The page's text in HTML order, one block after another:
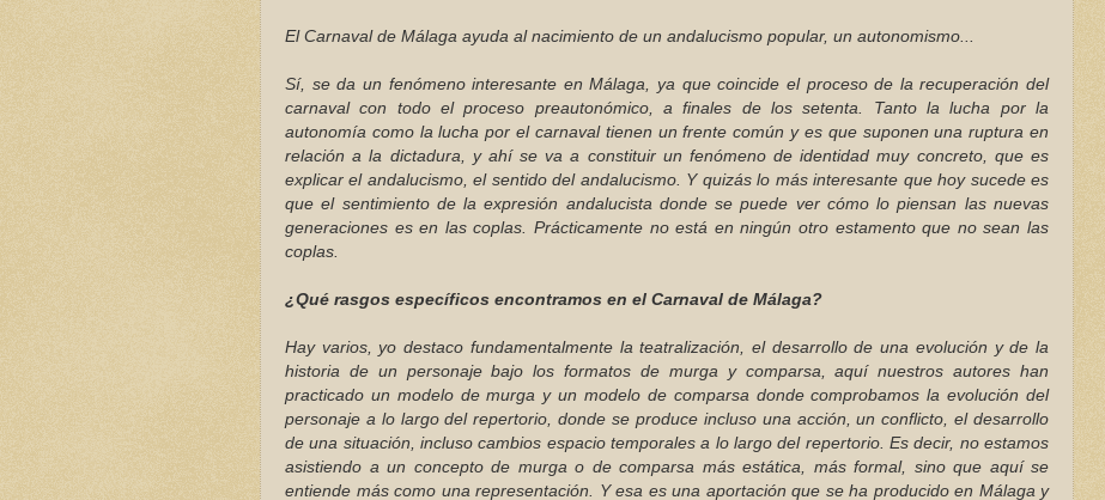
El Carnaval de Málaga ayuda al nacimiento de un andalucismo popular, un autonomismo...
Sí, se da un fenómeno interesante en Málaga, ya que coincide el proceso de la recuperación del
carnaval con todo el proceso preautonómico, a finales de los setenta. Tanto la lucha por la
autonomía como la lucha por el carnaval tienen un frente común y es que suponen una ruptura en
relación a la dictadura, y ahí se va a constituir un fenómeno de identidad muy concreto, que es
explicar el andalucismo, el sentido del andalucismo. Y quizás lo más interesante que hoy sucede es
que el sentimiento de la expresión andalucista donde se puede ver cómo lo piensan las nuevas
generaciones es en las coplas. Prácticamente no está en ningún otro estamento que no sean las
coplas.
¿Qué rasgos específicos encontramos en el Carnaval de Málaga?
Hay varios, yo destaco fundamentalmente la teatralización, el desarrollo de una evolución y de la
historia de un personaje bajo los formatos de murga y comparsa, aquí nuestros autores han
practicado un modelo de murga y un modelo de comparsa donde comprobamos la evolución del
personaje a lo largo del repertorio, donde se produce incluso una acción, un conflicto, el desarrollo
de una situación, incluso cambios espacio temporales a lo largo del repertorio. Es decir, no estamos
asistiendo a un concepto de murga o de comparsa más estática, más formal, sino que aquí se
entiende más como una representación. Y esa es una aportación que se ha producido en Málaga y